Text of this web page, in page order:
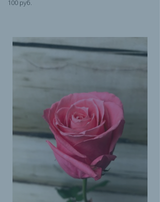
100 руб.